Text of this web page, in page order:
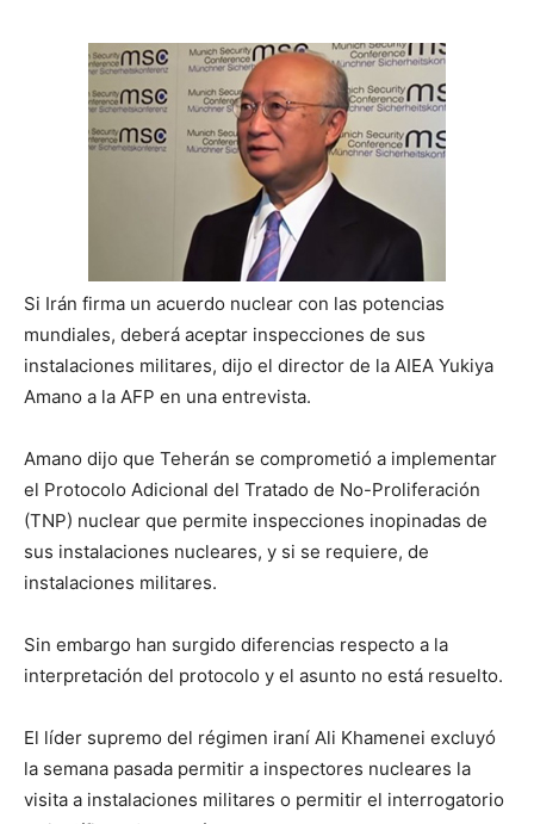
Si Irán firma un acuerdo nuclear con las potencias
mundiales, deberá aceptar inspecciones de sus
instalaciones militares, dijo el director de la AIEA Yukiya
Amano a la AFP en una entrevista.
Amano dijo que Teherán se comprometió a implementar
el Protocolo Adicional del Tratado de No-Proliferación
(TNP) nuclear que permite inspecciones inopinadas de
sus instalaciones nucleares, y si se requiere, de
instalaciones militares.
Sin embargo han surgido diferencias respecto a la
interpretación del protocolo y el asunto no está resuelto.
El líder supremo del régimen iraní Ali Khamenei excluyó
la semana pasada permitir a inspectores nucleares la
visita a instalaciones militares o permitir el interrogatorio